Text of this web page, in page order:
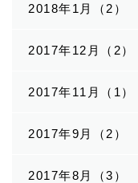
2018年1月（2）
2017年12月（2）
2017年11月（1）
2017年9月（2）
2017年8月（3）